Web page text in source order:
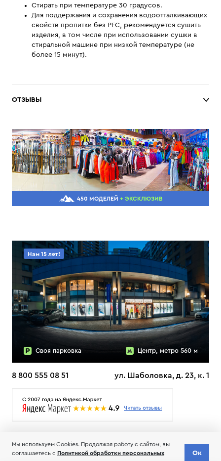
Стирать при температуре 30 градусов.
Для поддержания и сохранения водоотталкивающих
свойств пропитки без PFC, рекомендуется сушить
изделия, в том числе при использовании сушки в
стиральной машине при низкой температуре (не
более 15 минут).
ОТЗЫВЫ
450 МОДЕЛЕЙ + ЭКСКЛЮЗИВ
Нам 15 лет!
Своя парковка Центр, метро 560 м
8 800 555 08 51 ул. Шаболовка, д. 23, к. 1
© 2006-2026 Пределанет
Мы используем Cookies. Продолжая работу с сайтом, вы
соглашаетесь с Политикой обработки персональных
Ок